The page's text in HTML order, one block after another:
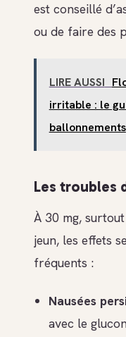
est conseillé
ou de faire des
LIRE AUSSI
irritable : le
ballonnements
Les troubles
À 30 mg,
jeun, les effets
fréquents :
Nausées
avec le